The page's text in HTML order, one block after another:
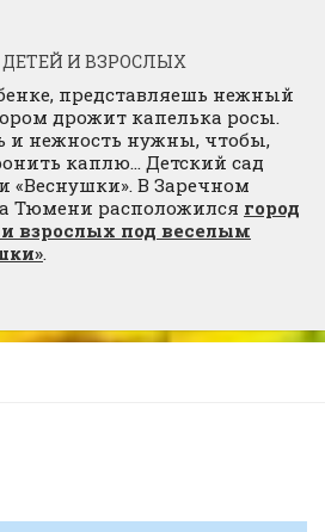
И ВЗРОСЛЫХ
представляешь нежный
дрожит капелька росы.
и нежность нужны, чтобы,
каплю… Детский сад
«Веснушки». В Заречном
Тюмени расположился город
взрослых под веселым
.